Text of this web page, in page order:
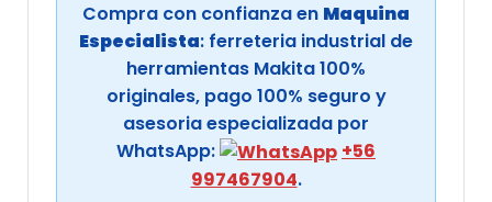
Compra con confianza en Maquina
Especialista: ferreteria industrial de
herramientas Makita 100%
originales, pago 100% seguro y
asesoria especializada por
WhatsApp:
+56
997467904.